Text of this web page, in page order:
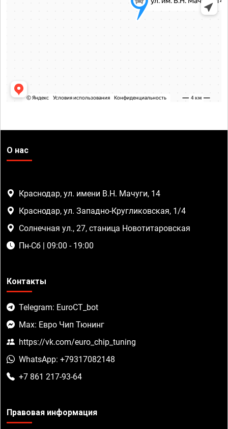
О нас
Краснодар, ул. имени В.Н. Мачуги, 14
Краснодар, ул. Западно-Кругликовская, 1/4
Солнечная ул., 27, станица Новотитаровская
Пн-Сб | 09:00 - 19:00
Контакты
Telegram: EuroCT_bot
Max: Евро Чип Тюнинг
https://vk.com/euro_chip_tuning
WhatsApp: +79317082148
+7 861 217-93-64
Правовая информация